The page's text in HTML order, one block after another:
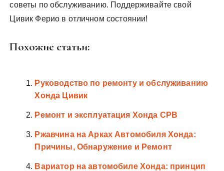
советы по обслуживанию. Поддерживайте свой
Цивик Ферио в отличном состоянии!
Похожие статьи:
Руководство по ремонту и обслуживанию
Хонда Цивик
Ремонт и эксплуатация Хонда СРВ
Ржавчина на Арках Автомобиля Хонда:
Причины, Обнаружение и Ремонт
Вариатор на автомобиле Хонда: принцип